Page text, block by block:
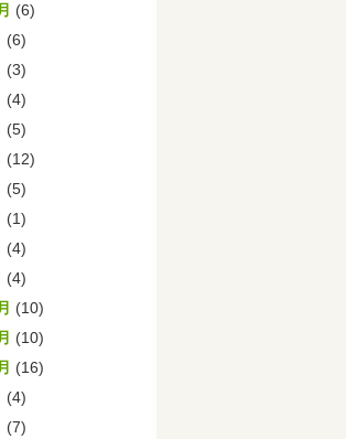
(6)
(6)
(3)
(4)
(5)
(12)
(5)
(1)
(4)
(4)
(10)
(10)
(16)
(4)
(7)